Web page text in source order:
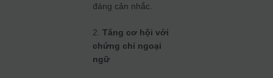
đáng cân nhắc.
2.Tăng cơ hội với
chứng chỉ ngoại
ngữ